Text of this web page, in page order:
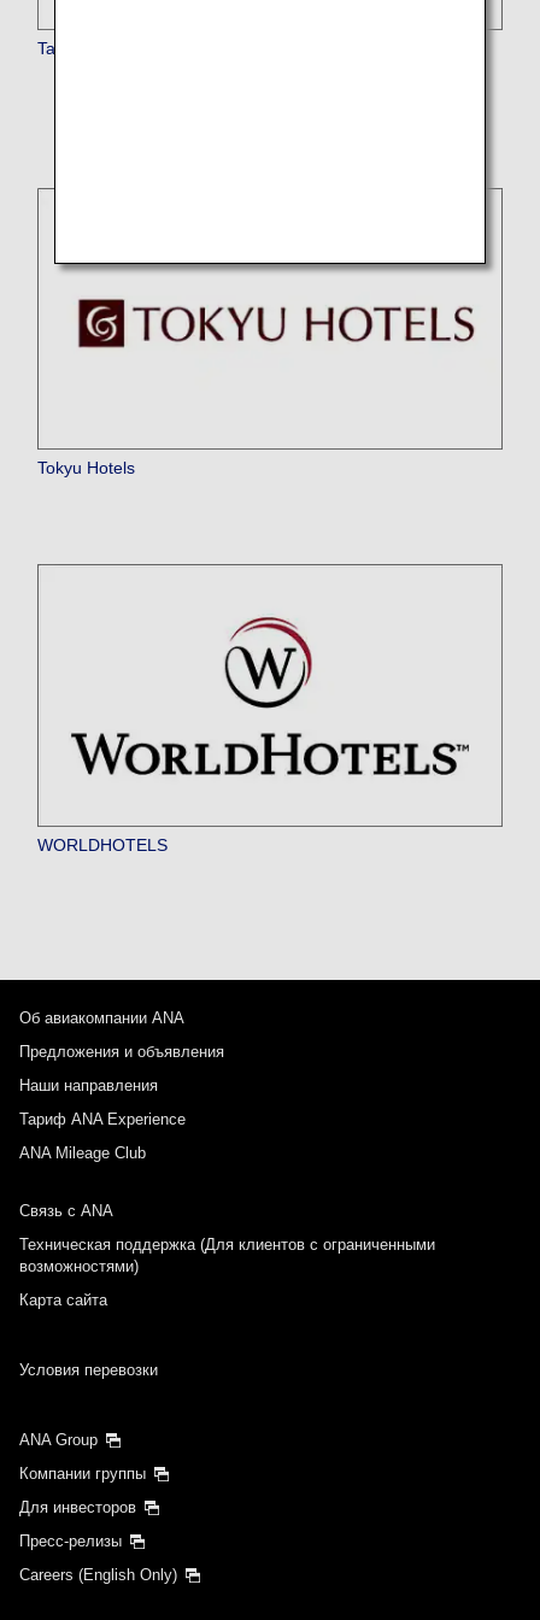
Taj Hotels Resorts and Palaces
Tokyu Hotels
WORLDHOTELS
Об авиакомпании ANA
Предложения и объявления
Наши направления
Тариф ANA Experience
ANA Mileage Club
Связь с ANA
Техническая поддержка (Для клиентов с ограниченными
возможностями)
Карта сайта
Условия перевозки
ANA Group
Компании группы
Для инвесторов
Пресс-релизы
Careers (English Only)